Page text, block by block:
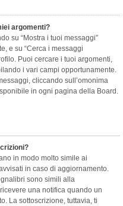
argomenti?
su “Mostra i tuoi messaggi”
e su “Cerca i messaggi
Puoi cercare i tuoi argomenti,
i vari campi opportunamente.
cliccando sull’omonima
in ogni pagina della Board.
in modo molto simile ai
in caso di aggiornamento.
sono simili alla
una notifica quando un
La sottoscrizione, tuttavia, ti